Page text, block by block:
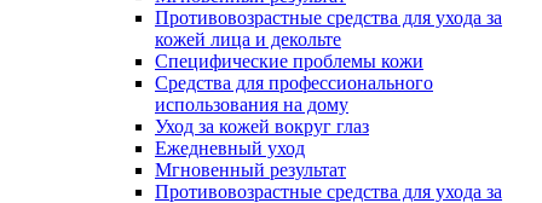
Противовозрастные средства для ухода за
кожей лица и декольте
Специфические проблемы кожи
Средства для профессионального
использования на дому
Уход за кожей вокруг глаз
Ежедневный уход
Мгновенный результат
Противовозрастные средства для ухода за